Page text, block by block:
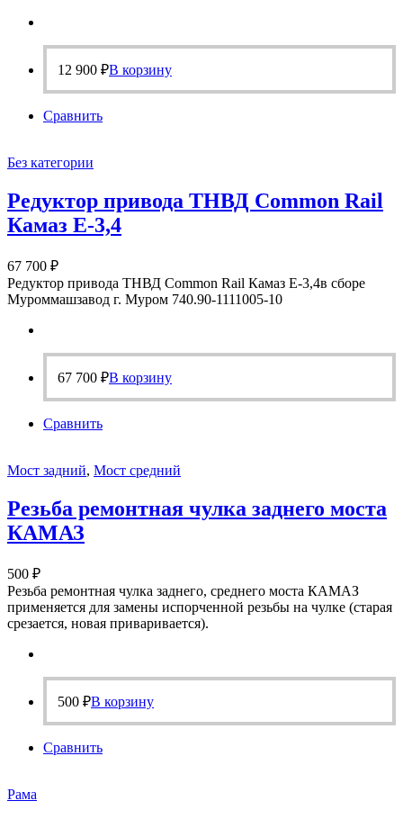
12 900 ₽В корзину
Сравнить
Без категории
Редуктор привода ТНВД Common Rail
Камаз Е-3,4
67 700 ₽
Редуктор привода ТНВД Common Rail Камаз Е-3,4в сборе
Муроммашзавод г. Муром 740.90-1111005-10
67 700 ₽В корзину
Сравнить
Мост задний, Мост средний
Резьба ремонтная чулка заднего моста
КАМАЗ
500 ₽
Резьба ремонтная чулка заднего, среднего моста КАМАЗ
применяется для замены испорченной резьбы на чулке (старая
срезается, новая приваривается).
500 ₽В корзину
Сравнить
Рама